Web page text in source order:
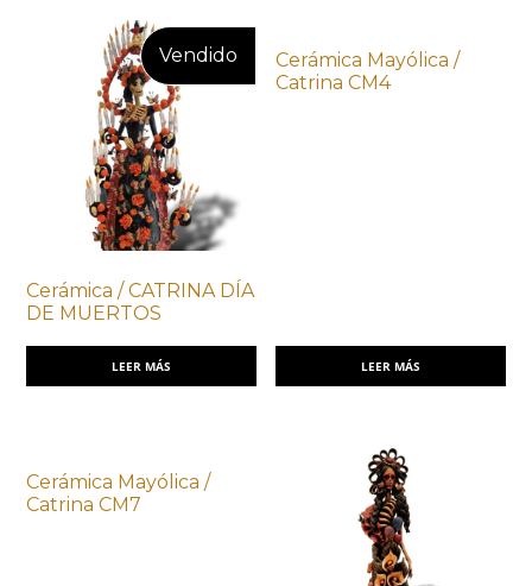
Cerámica / CATRINA DÍA
DE MUERTOS
LEER MÁS
Cerámica Mayólica /
Catrina CM4
LEER MÁS
Cerámica Mayólica /
Catrina CM7